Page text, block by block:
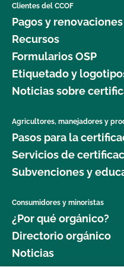
Clientes del CCOF
Pagos y renovaciones
Recursos
Formularios OSP
Etiquetado y
Noticias sobre
Agricultores, manejadores y
Pasos para la
Servicios de
Subvenciones y
Consumidores y minoristas
¿Por qué orgánico?
Directorio orgánico
Noticias